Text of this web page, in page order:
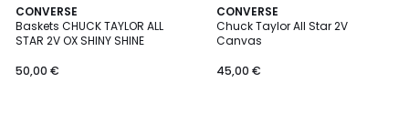
CONVERSE
Baskets CHUCK TAYLOR ALL
STAR 2V OX SHINY SHINE
50,00 €
CONVERSE
Chuck Taylor All Star 2V
Canvas
45,00 €
4,9
/ 5